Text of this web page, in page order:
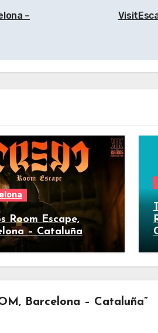
–
Room Escape,
– Cataluña
Barcelona – Cataluña”